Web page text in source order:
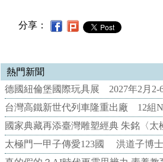
分享：
熱門新聞
德國紐倫堡國際玩具展 2027年2月2-
台灣高鐵新世代列車隆重出廠 12組
國家典藏再添臺灣雕塑經典 朱銘〈
太極門一甲子傳愛123國 洪道子博